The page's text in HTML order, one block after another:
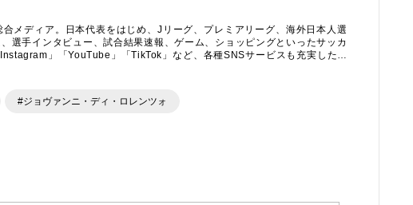
メディア。日本代表をはじめ、Jリーグ、プレミアリーグ、海外日本人選
選手インタビュー、試合結果速報、ゲーム、ショッピングといったサッカ
」「YouTube」「TikTok」など、各種SNSサービスも充実したコ
#ジョヴァンニ・ディ・ロレンツォ